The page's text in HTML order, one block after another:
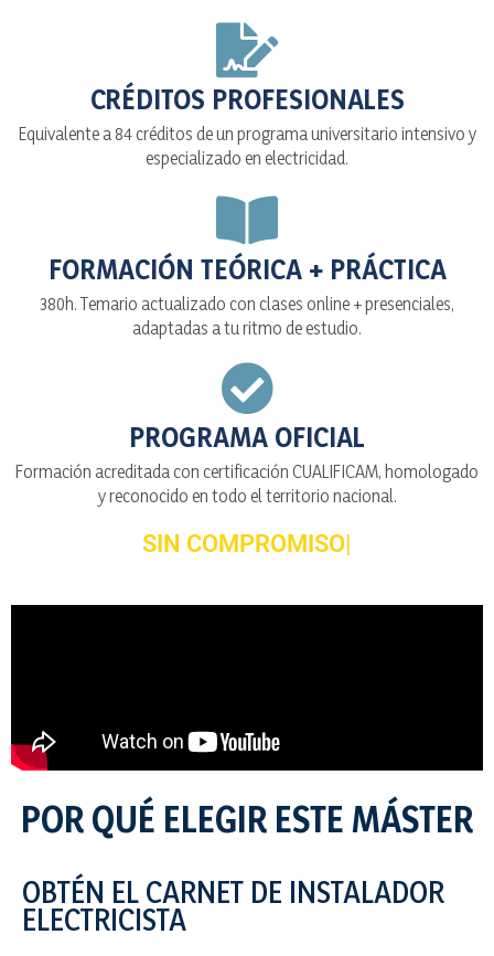
CRÉDITOS PROFESIONALES
Equivalente a 84 créditos de un programa universitario intensivo y
especializado en electricidad.
FORMACIÓN TEÓRICA + PRÁCTICA
380h. Temario actualizado con clases online + presenciales,
adaptadas a tu ritmo de estudio.
PROGRAMA OFICIAL
Formación acreditada con certificación CUALIFICAM, homologado
y reconocido en todo el territorio nacional.
SIN COMPROMISO
POR QUÉ ELEGIR ESTE MÁSTER
OBTÉN EL CARNET DE INSTALADOR
ELECTRICISTA